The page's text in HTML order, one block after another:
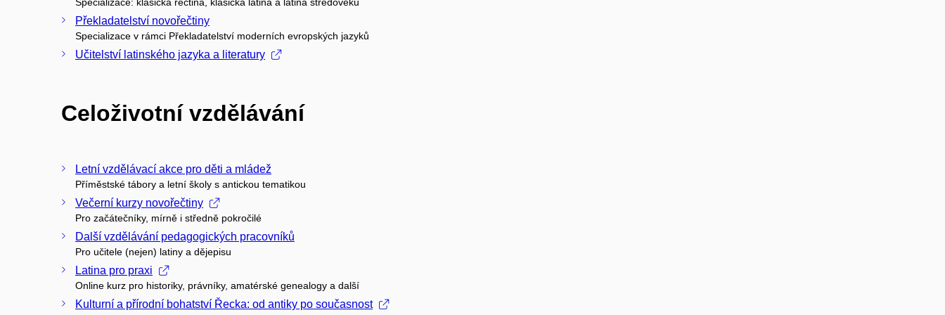
Překladatelství novořečtiny
Specializace v rámci Překladatelství moderních evropských jazyků
Učitelství latinského jazyka a literatury
Celoživotní vzdělávání
Letní vzdělávací akce pro děti a mládež
Příměstské tábory a letní školy s antickou tematikou
Večerní kurzy novořečtiny
Pro začátečníky, mírně i středně pokročilé
Další vzdělávání pedagogických pracovníků
Pro učitele (nejen) latiny a dějepisu
Latina pro praxi
Online kurz pro historiky, právníky, amatérské genealogy a další
Kulturní a přírodní bohatství Řecka: od antiky po současnost